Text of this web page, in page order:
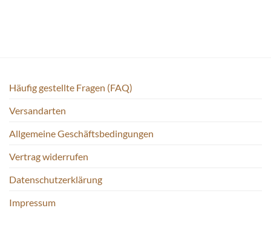
Häufig gestellte Fragen (FAQ)
Versandarten
Allgemeine Geschäftsbedingungen
Vertrag widerrufen
Datenschutzerklärung
Impressum